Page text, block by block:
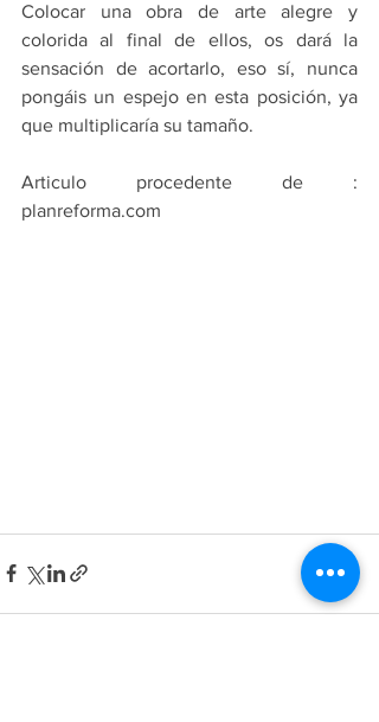
Colocar una obra de arte alegre y
colorida al final de ellos, os dará la
sensación de acortarlo, eso sí, nunca
pongáis un espejo en esta posición, ya
que multiplicaría su tamaño.
Articulo procedente de :
planreforma.com